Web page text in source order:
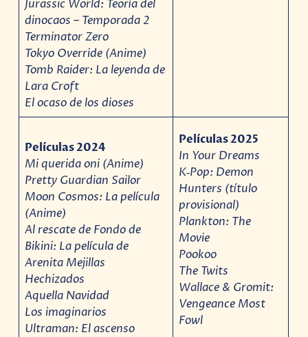
Jurassic World: Teoría del
dinocaos – Temporada 2
Terminator Zero
Tokyo Override (Anime)
Tomb Raider: La leyenda de
Lara Croft
El ocaso de los dioses
Películas 2024
Mi querida oni (Anime)
Pretty Guardian Sailor
Moon Cosmos: La película
(Anime)
Al rescate de Fondo de
Bikini: La película de
Arenita Mejillas
Hechizados
Aquella Navidad
Los imaginarios
Ultraman: El ascenso
Películas 2025
In Your Dreams
K‐Pop: Demon
Hunters (título
provisional)
Plankton: The
Movie
Pookoo
The Twits
Wallace & Gromit:
Vengeance Most
Fowl